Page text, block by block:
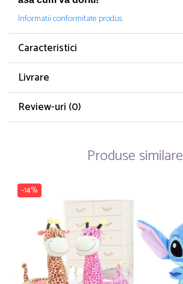
Informatii conformitate produs
Caracteristici
Livrare
Review-uri (0)
Produse similare
-14%